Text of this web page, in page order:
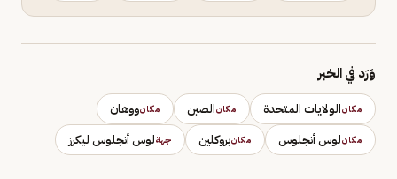
وَرَد في الخبر
مكانالولايات المتحدة مكانالصين مكانووهان
مكانلوس أنجلوس مكانبروكلين جهةلوس أنجلوس ليكرز